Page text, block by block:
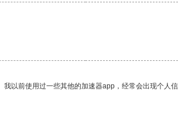
以前使用过一些其他的加速器app，经常会出现个人